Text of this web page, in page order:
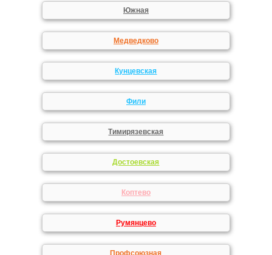
Южная
Медведково
Кунцевская
Фили
Тимирязевская
Достоевская
Коптево
Румянцево
Профсоюзная